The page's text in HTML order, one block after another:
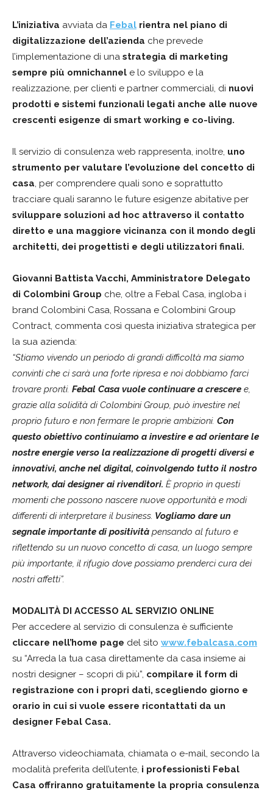
L’iniziativa avviata da Febal rientra nel piano di
digitalizzazione dell’azienda che prevede
l’implementazione di una strategia di marketing
sempre più omnichannel e lo sviluppo e la
realizzazione, per clienti e partner commerciali, di nuovi
prodotti e sistemi funzionali legati anche alle nuove
crescenti esigenze di smart working e co-living.
Il servizio di consulenza web rappresenta, inoltre, uno
strumento per valutare l’evoluzione del concetto di
casa, per comprendere quali sono e soprattutto
tracciare quali saranno le future esigenze abitative per
sviluppare soluzioni ad hoc attraverso il contatto
diretto e una maggiore vicinanza con il mondo degli
architetti, dei progettisti e degli utilizzatori finali.
Giovanni Battista Vacchi, Amministratore Delegato
di Colombini Group che, oltre a Febal Casa, ingloba i
brand Colombini Casa, Rossana e Colombini Group
Contract, commenta così questa iniziativa strategica per
la sua azienda:
“Stiamo vivendo un periodo di grandi difficoltà ma siamo
convinti che ci sarà una forte ripresa e noi dobbiamo farci
trovare pronti. Febal Casa vuole continuare a crescere e,
grazie alla solidità di Colombini Group, può investire nel
proprio futuro e non fermare le proprie ambizioni. Con
questo obiettivo continuiamo a investire e ad orientare le
nostre energie verso la realizzazione di progetti diversi e
innovativi, anche nel digital, coinvolgendo tutto il nostro
network, dai designer ai rivenditori. È proprio in questi
momenti che possono nascere nuove opportunità e modi
differenti di interpretare il business. Vogliamo dare un
segnale importante di positività pensando al futuro e
riflettendo su un nuovo concetto di casa, un luogo sempre
più importante, il rifugio dove possiamo prenderci cura dei
nostri affetti”.
MODALITÀ DI ACCESSO AL SERVIZIO ONLINE
Per accedere al servizio di consulenza è sufficiente
cliccare nell’home page del sito www.febalcasa.com
su “Arreda la tua casa direttamente da casa insieme ai
nostri designer – scopri di più”, compilare il form di
registrazione con i propri dati, scegliendo giorno e
orario in cui si vuole essere ricontattati da un
designer Febal Casa.
Attraverso videochiamata, chiamata o e-mail, secondo la
modalità preferita dell’utente, i professionisti Febal
Casa offriranno gratuitamente la propria consulenza